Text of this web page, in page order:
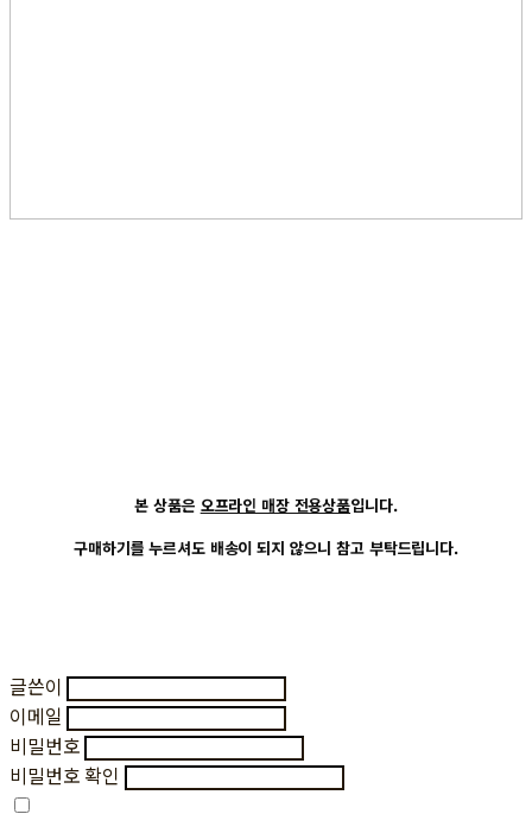
본 상품은 오프라인 매장 전용상품입니다.
구매하기를 누르셔도 배송이 되지 않으니 참고 부탁드립니다.
글쓴이
이메일
비밀번호
비밀번호 확인